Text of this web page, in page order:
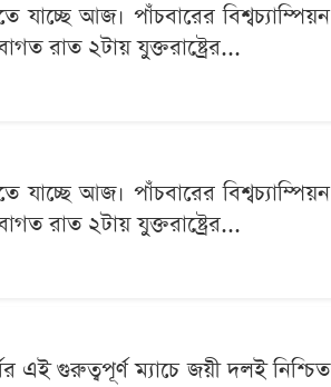
আজ। পাঁচবারের বিশ্বচ্যাম্পিয়ন
রাত ২টায় যুক্তরাষ্ট্রের...
আজ। পাঁচবারের বিশ্বচ্যাম্পিয়ন
রাত ২টায় যুক্তরাষ্ট্রের...
গুরুত্বপূর্ণ ম্যাচে জয়ী দলই নিশ্চিত